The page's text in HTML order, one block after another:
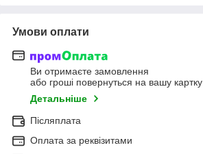
Умови оплати
Ви отримаєте замовлення
або гроші повернуться на вашу картку
Детальніше
Післяплата
Оплата за реквізитами